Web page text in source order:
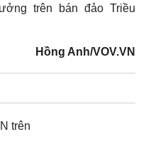
trên bán đảo Triều
Hồng Anh/VOV.VN
trên